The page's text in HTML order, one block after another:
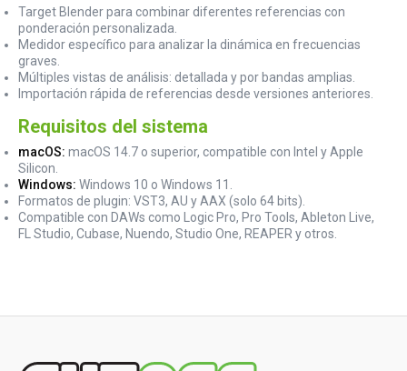
Target Blender para combinar diferentes referencias con
ponderación personalizada.
Medidor específico para analizar la dinámica en frecuencias
graves.
Múltiples vistas de análisis: detallada y por bandas amplias.
Importación rápida de referencias desde versiones anteriores.
Requisitos del sistema
macOS: macOS 14.7 o superior, compatible con Intel y Apple
Silicon.
Windows: Windows 10 o Windows 11.
Formatos de plugin: VST3, AU y AAX (solo 64 bits).
Compatible con DAWs como Logic Pro, Pro Tools, Ableton Live,
FL Studio, Cubase, Nuendo, Studio One, REAPER y otros.